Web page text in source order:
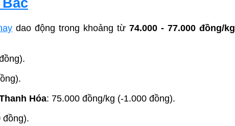
dao động trong khoảng từ 74.000 - 77.000 đồng/kg
Hóa: 75.000 đồng/kg (-1.000 đồng).
đồng).